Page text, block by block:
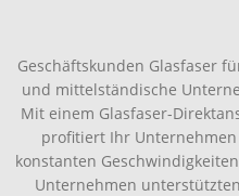
Geschäftskunden Glasfaser
und mittelständische
Mit einem Glasfaser-
profitiert Ihr Unternehmen
konstanten
Unternehmen